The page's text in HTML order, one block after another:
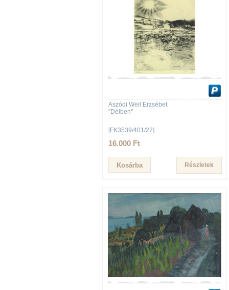
Aszódi Weil Erzsébet
"Délben"
[FK3539/401/22]
16.000 Ft
Részletek